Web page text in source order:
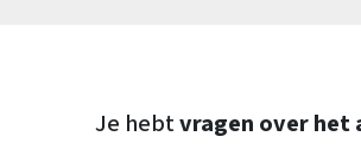
Je hebtvragen over het